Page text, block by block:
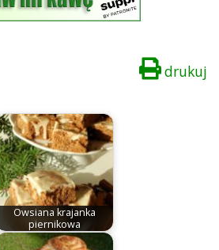
drukuj
Owsiana krajanka
piernikowa